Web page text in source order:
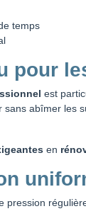
temps
pour
est
sans abîmer les
en
pression